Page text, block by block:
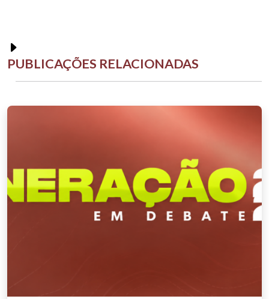
PUBLICAÇÕES RELACIONADAS